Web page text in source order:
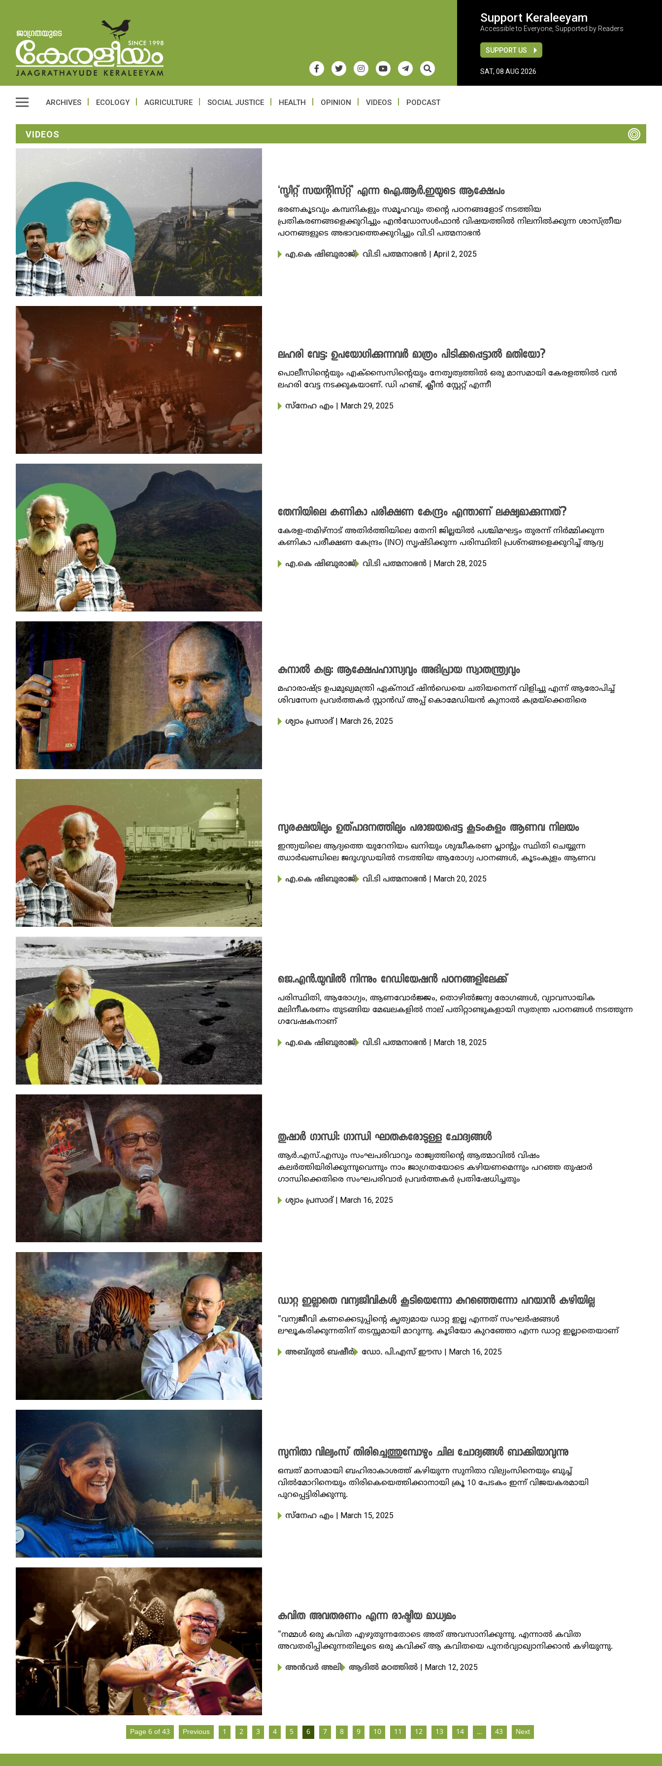
Support Keraleeyam
Accessible to Everyone, Supported by Readers
SUPPORT US
SAT, 08 AUG 2026
ARCHIVES ECOLOGY AGRICULTURE SOCIAL JUSTICE HEALTH OPINION VIDEOS PODCAST
VIDEOS
‘സ്ട്രീറ്റ് സയന്റിസ്റ്റ്’ എന്ന ഐ.ആർ.ഇയുടെ ആക്ഷേപം
ഭരണകൂടവും കമ്പനികളും സമൂഹവും തന്റെ പഠനങ്ങളോട് നടത്തിയ
പ്രതികരണങ്ങളെക്കുറിച്ചും എൻഡോസൾഫാൻ വിഷയത്തിൽ നിലനിൽക്കുന്ന ശാസ്ത്രീയ
പഠനങ്ങളുടെ അഭാവത്തെക്കുറിച്ചും വി.ടി പത്മനാഭൻ
എ.കെ ഷിബുരാജ് വി.ടി പത്മനാഭൻ | April 2, 2025
ലഹരി വേട്ട: ഉപയോഗിക്കുന്നവർ മാത്രം പിടിക്കപ്പെട്ടാൽ മതിയോ?
പൊലീസിൻ്റെയും എക്സൈസിൻ്റെയും നേതൃത്വത്തിൽ ഒരു മാസമായി കേരളത്തിൽ വൻ
ലഹരി വേട്ട നടക്കുകയാണ്. ഡി ഹണ്ട്, ക്ലീൻ സ്റ്റേറ്റ് എന്നീ
സ്നേഹ എം | March 29, 2025
തേനിയിലെ കണികാ പരീക്ഷണ കേന്ദ്രം എന്താണ് ലക്ഷ്യമാക്കുന്നത്?
കേരള-തമിഴ്നാട് അതിർത്തിയിലെ തേനി ജില്ലയിൽ പശ്ചിമഘട്ടം തുരന്ന് നിർമ്മിക്കുന്ന
കണികാ പരീക്ഷണ കേന്ദ്രം (INO) സൃഷ്ടിക്കുന്ന പരിസ്ഥിതി പ്രശ്നങ്ങളെക്കുറിച്ച് ആദ്യ
എ.കെ ഷിബുരാജ് വി.ടി പത്മനാഭൻ | March 28, 2025
കുനാൽ കമ്ര: ആക്ഷേപഹാസ്യവും അഭിപ്രായ സ്വാതന്ത്ര്യവും
മഹാരാഷ്ട്ര ഉപമുഖ്യമന്ത്രി ഏക്നാഥ് ഷിൻഡെയെ ചതിയനെന്ന് വിളിച്ചു എന്ന് ആരോപിച്ച്
ശിവസേന പ്രവർത്തകർ സ്റ്റാൻഡ് അപ്പ് കൊമേഡിയൻ കുനാൽ കമ്രയ്ക്കെതിരെ
ശ്യാം പ്രസാദ് | March 26, 2025
സുരക്ഷയിലും ഉത്പാദനത്തിലും പരാജയപ്പെട്ട കൂടംകുളം ആണവ നിലയം
ഇന്ത്യയിലെ ആദ്യത്തെ യുറേനിയം ഖനിയും ശുദ്ധീകരണ പ്ലാന്റും സ്ഥിതി ചെയ്യുന്ന
ഝാർഖണ്ഡിലെ ജദുഗുഡയിൽ നടത്തിയ ആരോ​ഗ്യ പഠനങ്ങൾ, കൂടംകുളം ആണവ
എ.കെ ഷിബുരാജ് വി.ടി പത്മനാഭൻ | March 20, 2025
ജെ.എൻ.യുവിൽ നിന്നും റേഡിയേഷൻ പഠനങ്ങളിലേക്ക്
പരിസ്ഥിതി, ആരോ​ഗ്യം, ആണവോർജ്ജം, തൊഴിൽജന്യ രോ​ഗങ്ങൾ, വ്യാവസായിക
മലിനീകരണം തുടങ്ങിയ മേഖലകളിൽ നാല് പതിറ്റാണ്ടുകളായി സ്വതന്ത്ര ​പഠനങ്ങൾ നടത്തുന്ന ​
ഗവേഷകനാണ്
എ.കെ ഷിബുരാജ് വി.ടി പത്മനാഭൻ | March 18, 2025
തുഷാർ ​ഗാന്ധി: ​ഗാന്ധി ഘാതകരോടുള്ള ചോദ്യങ്ങൾ
ആർ.എസ്.എസും സംഘപരിവാറും രാജ്യത്തിന്റെ ആത്മാവിൽ വിഷം
കലർത്തിയിരിക്കുന്നുവെന്നും നാം ജാഗ്രതയോടെ കഴിയണമെന്നും പറഞ്ഞ തുഷാർ
ഗാന്ധിക്കെതിരെ സംഘപരിവാർ പ്രവർത്തകർ പ്രതിഷേധിച്ചതും
ശ്യാം പ്രസാദ് | March 16, 2025
ഡാറ്റ ഇല്ലാതെ വന്യജീവികൾ കൂടിയെന്നോ കുറഞ്ഞെന്നോ പറയാൻ കഴിയില്ല
"വന്യജീവി കണക്കെടുപ്പിന്റെ കൃത്യമായ ഡാറ്റ ഇല്ല എന്നത് സം​ഘർഷങ്ങൾ
ലഘൂകരിക്കുന്നതിന് തടസ്സമായി മാറുന്നു. കൂടിയോ കുറഞ്ഞോ എന്ന ഡാറ്റ ഇല്ലാതെയാണ്
അബ്ദുൽ ബഷീർ ഡോ. പി.എസ് ഈസ | March 16, 2025
സുനിതാ വില്യംസ് തിരിച്ചെത്തുമ്പോഴും ചില ചോദ്യങ്ങൾ ബാക്കിയാവുന്നു
ഒമ്പത് മാസമായി ബഹിരാകാശത്ത് കഴിയുന്ന സുനിതാ വില്യംസിനെയും ബുച്ച്
വിൽമോറിനെയും തിരികെയെത്തിക്കാനായി ക്രൂ 10 പേടകം ഇന്ന് വിജയകരമായി
പുറപ്പെട്ടിരിക്കുന്നു.
സ്നേഹ എം | March 15, 2025
കവിത അവതരണം എന്ന രാഷ്ട്രീയ മാധ്യമം
"നമ്മൾ ഒരു കവിത എഴുതുന്നതോടെ അത് അവസാനിക്കുന്നു. എന്നാൽ കവിത
അവതരിപ്പിക്കുന്നതിലൂടെ ഒരു കവിക്ക് ആ കവിതയെ പുനർവ്യാഖ്യാനിക്കാൻ കഴിയുന്നു.
അൻവർ അലി ആദിൽ മഠത്തിൽ | March 12, 2025
Page 6 of 43 Previous 1 2 3 4 5 6 7 8 9 10 11 12 13 14 … 43 Next